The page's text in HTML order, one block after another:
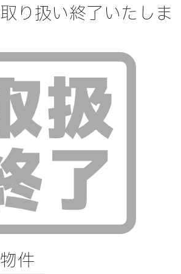
り扱い終了いたしま
件